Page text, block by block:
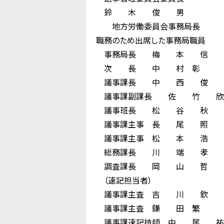
鈴 木 俊 男
地方労働委員会事務局長
職務のため出席した事務局職員
事務局長 梅 本 信
次 長 中 村 彰
議事課長 中 西 俊
議事課副課長 佐 竹
議事班長 松 谷 秋
議事課主事 長 尾 照
議事課主事 松 本 浩
総務課長 川 端 孝
調査課長 岡 山 哲
（速記担当者）
議事課主査 吉 川 欽
議事課主査 鎌 田 繁